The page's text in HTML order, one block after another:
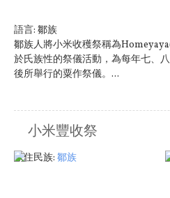
語言: 鄒族
鄒族人將小米收穫祭稱為
於氏族性的祭儀活動，為每年七、
後所舉行的粟作祭儀。...
小米豐收祭
原住民族: 鄒族